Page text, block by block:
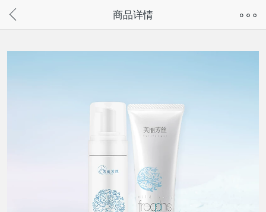
请通过微信或支付宝搜“奇兔客小程序”访问
商品详情